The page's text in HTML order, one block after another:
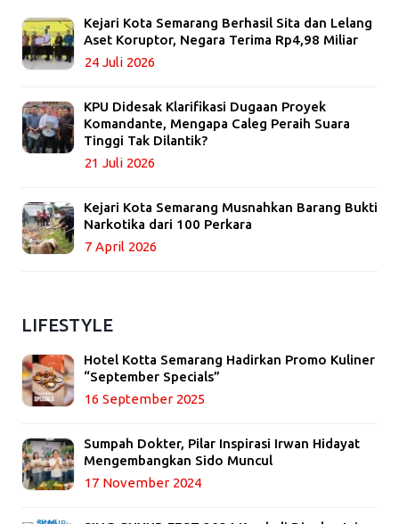
Kejari Kota Semarang Berhasil Sita dan Lelang
Aset Koruptor, Negara Terima Rp4,98 Miliar
24 Juli 2026
KPU Didesak Klarifikasi Dugaan Proyek
Komandante, Mengapa Caleg Peraih Suara
Tinggi Tak Dilantik?
21 Juli 2026
Kejari Kota Semarang Musnahkan Barang Bukti
Narkotika dari 100 Perkara
7 April 2026
LIFESTYLE
Hotel Kotta Semarang Hadirkan Promo Kuliner
“September Specials”
16 September 2025
Sumpah Dokter, Pilar Inspirasi Irwan Hidayat
Mengembangkan Sido Muncul
17 November 2024